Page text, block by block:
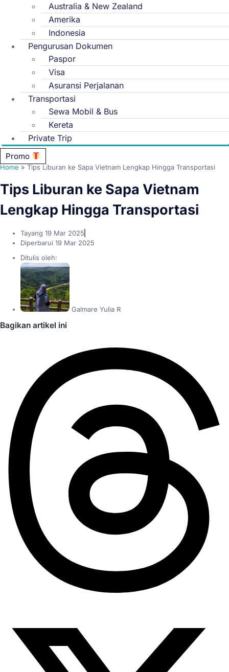
Australia & New Zealand
Amerika
Indonesia
Pengurusan Dokumen
Paspor
Visa
Asuransi Perjalanan
Transportasi
Sewa Mobil & Bus
Kereta
Private Trip
Promo
Home»Tips Liburan ke Sapa Vietnam Lengkap Hingga Transportasi
Tips Liburan ke Sapa Vietnam
Lengkap Hingga Transportasi
Tayang 19 Mar 2025
Diperbarui 19 Mar 2025
Ditulis oleh:
Galmare Yulia R
Bagikan artikel ini